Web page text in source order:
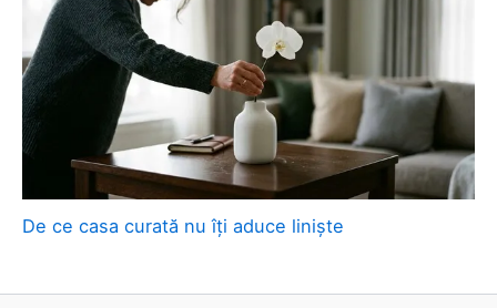
De ce casa curată nu îți aduce liniște